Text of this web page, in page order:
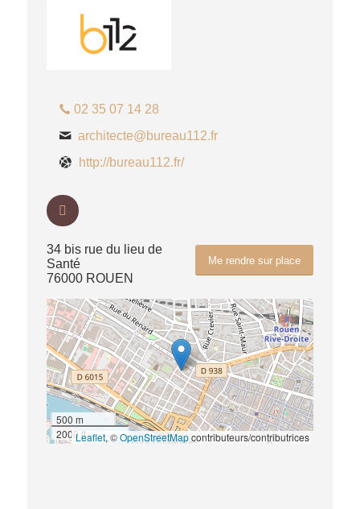
02 35 07 14 28
architecte@bureau112.fr
http://bureau112.fr/
Me rendre sur place
34 bis rue du lieu de
Santé
76000 ROUEN
500 m
2000 ftLeaflet, ©OpenStreetMapcontributeurs/contributrices